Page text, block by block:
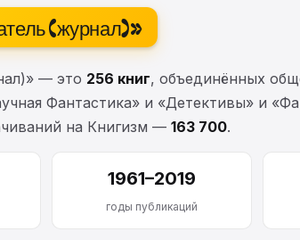
(журнал)»
— это 256 книг, объединённых
Фантастика» и «Детективы» и
на Книгизм — 163 700.
1961–2019
годы публикаций